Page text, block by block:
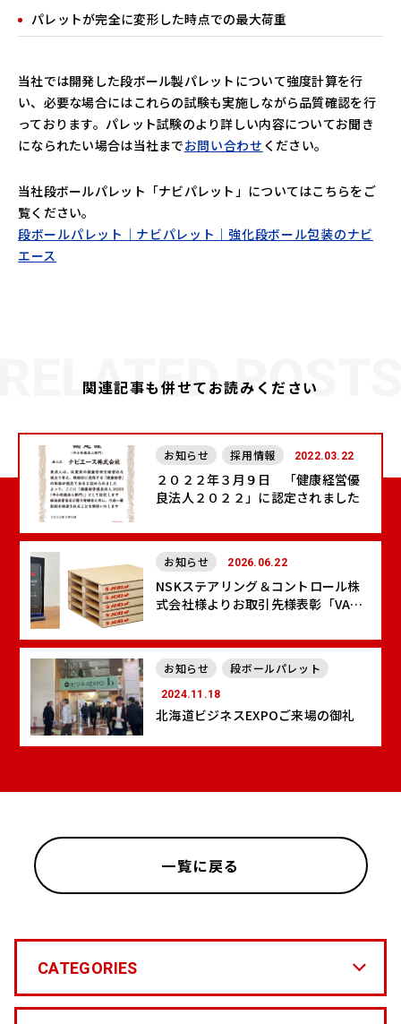
パレットが完全に変形した時点での最大荷重
当社では開発した段ボール製パレットについて強度計算を行
い、必要な場合にはこれらの試験も実施しながら品質確認を行
っております。パレット試験のより詳しい内容についてお聞き
になられたい場合は当社までお問い合わせ ください。
当社段ボールパレット「ナビパレット」についてはこちらをご
覧ください。
段ボールパレット｜ナビパレット｜強化段ボール包装のナビ
エース
関連記事も併せてお読みください
2022.03.22
お知らせ 採用情報
２０２２年３月９日 「健康経営優
良法人２０２２」に認定されました
2026.06.22
お知らせ
NSKステアリング＆コントロール株
式会社様よりお取引先様表彰「VA貢
2024.11.18
お知らせ 段ボールパレット
北海道ビジネスEXPOご来場の御礼
一覧に戻る
CATEGORIES